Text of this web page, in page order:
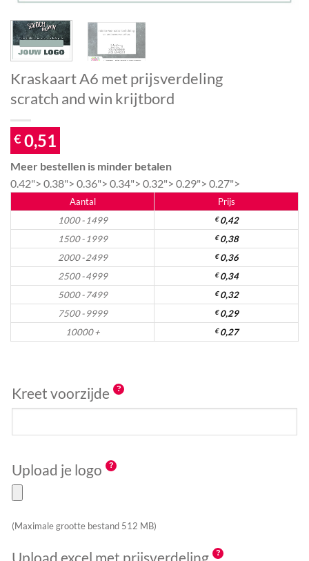
Kraskaart A6 met prijsverdeling
scratch and win krijtbord
€ 0,51
Meer bestellen is minder betalen
0.42"> 0.38"> 0.36"> 0.34"> 0.32"> 0.29"> 0.27">
Aantal
Prijs
1000 - 1499
€0,42
1500 - 1999
€0,38
2000 - 2499
€0,36
2500 - 4999
€0,34
5000 - 7499
€0,32
7500 - 9999
€0,29
10000 +
€0,27
Kreet voorzijde
Upload je logo
(Maximale grootte bestand 512 MB)
Upload excel met prijsverdeling